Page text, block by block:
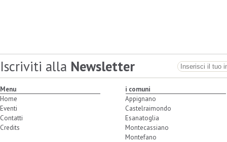
Iscriviti alla Newsletter
Menu
Home
Eventi
Contatti
Credits
i comuni
Appignano
Castelraimondo
Esanatoglia
Montecassiano
Montefano